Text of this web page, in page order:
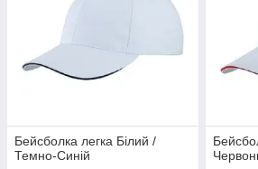
Бейсболка легка Білий /
Темно-Синій